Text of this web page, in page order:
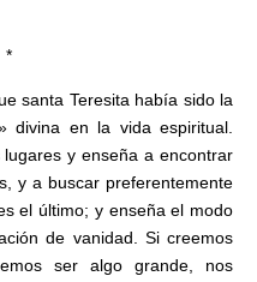
santa Teresita había sido la
divina en la vida espiritual.
y enseña a encontrar
y a buscar preferentemente
el último; y enseña el modo
de vanidad. Si creemos
ser algo grande, nos